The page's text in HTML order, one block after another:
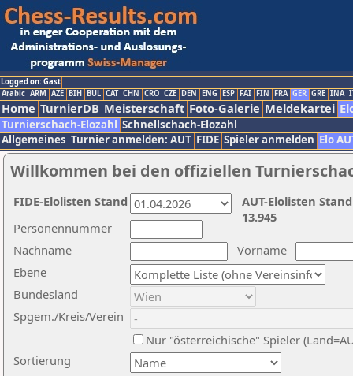
Logged on: Gast
Arabic ARM AZE BIH BUL CAT CHN CRO CZE DEN ENG ESP FAI FIN FRA GER GRE INA
Home TurnierDB Meisterschaft Foto-Galerie Meldekartei
Turnierschach-Elozahl Schnellschach-Elozahl
Allgemeines Turnier anmelden: AUT FIDE Spieler anmelden Elo
Willkommen bei den offiziellen
Nachname
Vorname
Ebene
Sortierung
Personennummer
Bundesland
Spgem./Kreis/Verein
Nur "österreichische" Spieler
AUT-Elolisten
13.945
FIDE-Elolisten Stand